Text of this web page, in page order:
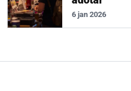
6 jan 2026